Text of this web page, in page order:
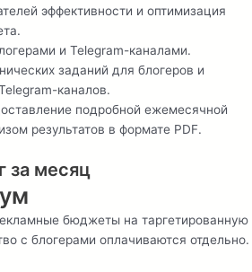
эффективности и оптимизация
и Telegram-каналами.
заданий для блогеров и
каналов.
подробной ежемесячной
результатов в формате PDF.
за месяц
бюджеты на таргетированную
с блогерами оплачиваются отдельно.